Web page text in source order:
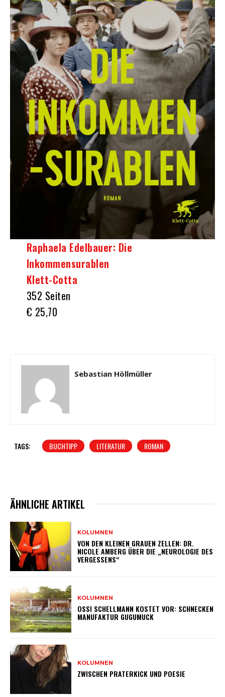
Raphaela Edelbauer: Die
Inkommensurablen
Klett-Cotta
352 Seiten
€ 25,70
Sebastian Höllmüller
TAGS: BUCHTIPP LITERATUR ROMAN
ÄHNLICHE ARTIKEL
KOLUMNEN
VON DEN KLEINEN GRAUEN ZELLEN: DR.
NICOLE AMBERG ÜBER DIE „NEUROLOGIE DES
VERGESSENS“
KOLUMNEN
OSSI SCHELLMANN KOSTET VOR: SCHNECKEN
MANUFAKTUR GUGUMUCK
KOLUMNEN
ZWISCHEN PRATERKICK UND POESIE